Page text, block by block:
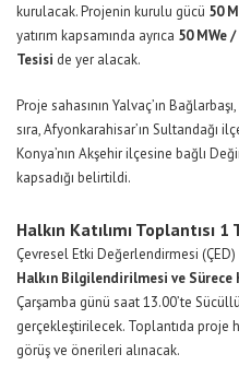
kurulacak. Projenin kurulu gücü 50
yatırım kapsamında ayrıca 50 MWe
Tesisi de yer alacak.
Proje sahasının Yalvaç’ın
sıra, Afyonkarahisar’ın Sultandağı
Konya’nın Akşehir ilçesine bağlı
kapsadığı belirtildi.
Halkın Katılımı Toplantısı 1
Çevresel Etki Değerlendirmesi
Halkın Bilgilendirilmesi ve Sürece
Çarşamba günü saat 13.00’te
gerçekleştirilecek. Toplantıda proje
görüş ve önerileri alınacak.